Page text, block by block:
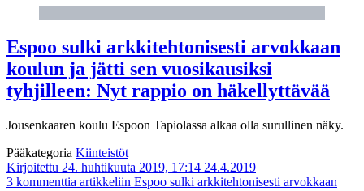
Espoo sulki arkkitehtonisesti arvokkaan
koulun ja jätti sen vuosikausiksi
tyhjilleen: Nyt rappio on häkellyttävää
Jousenkaaren koulu Espoon Tapiolassa alkaa olla surullinen näky.
Pääkategoria Kiinteistöt
Kirjoitettu 24. huhtikuuta 2019, 17:14 24.4.2019
3 kommenttia artikkeliin Espoo sulki arkkitehtonisesti arvokkaan